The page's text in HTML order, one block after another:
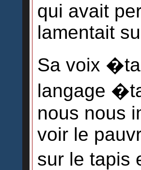
qui avait
lamentait
Sa voix
langage
nous nous
voir le
sur le tapis